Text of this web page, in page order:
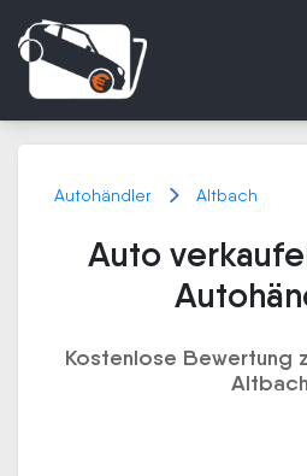
Autohändler Altbach
Auto
Kostenlose Bewertung
Altbach